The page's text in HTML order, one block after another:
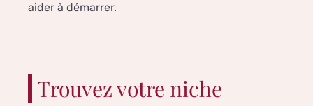
aider à démarrer.
Trouvez votre niche